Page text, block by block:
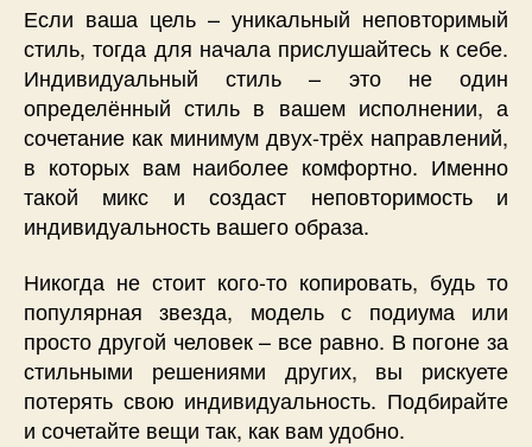
Если ваша цель – уникальный неповторимый
стиль, тогда для начала прислушайтесь к себе.
Индивидуальный стиль – это не один
определённый стиль в вашем исполнении, а
сочетание как минимум двух-трёх направлений,
в которых вам наиболее комфортно. Именно
такой микс и создаст неповторимость и
индивидуальность вашего образа.
Никогда не стоит кого-то копировать, будь то
популярная звезда, модель с подиума или
просто другой человек – все равно. В погоне за
стильными решениями других, вы рискуете
потерять свою индивидуальность. Подбирайте
и сочетайте вещи так, как вам удобно.